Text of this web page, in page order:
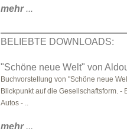
mehr...
BELIEBTE DOWNLOADS:
"Schöne neue Welt" von
Buchvorstellung von "Schöne neue
Blickpunkt auf die Gesellschaftsform. -
Autos - ..
mehr...